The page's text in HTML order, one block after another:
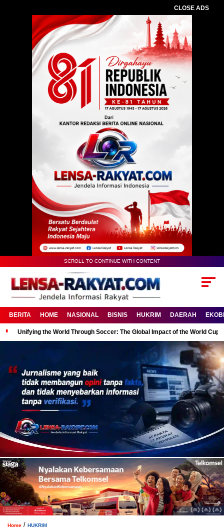
CLOSE ADS
SCROLL TO CONTINUE WITH CONTENT
BERITA HOME NASIONAL BISNIS HUKRIM DAERAH
Unifying the World Through Soccer: The Global Impact of the World Cup
Home / HUKRIM